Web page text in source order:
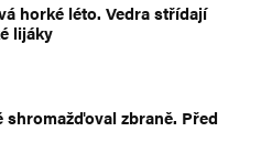
horké léto. Vedra střídají
lijáky
shromažďoval zbraně. Před